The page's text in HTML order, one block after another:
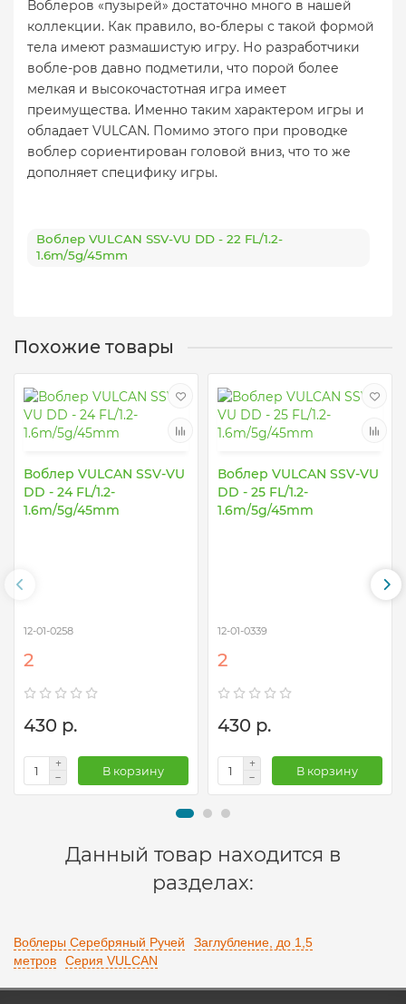
Воблеров «пузырей» достаточно много в нашей
коллекции. Как правило, во-блеры с такой формой
тела имеют размашистую игру. Но разработчики
вобле-ров давно подметили, что порой более
мелкая и высокочастотная игра имеет
преимущества. Именно таким характером игры и
обладает VULCAN. Помимо этого при проводке
воблер сориентирован головой вниз, что то же
дополняет специфику игры.
Воблер VULCAN SSV-VU DD - 22 FL/1.2-
1.6m/5g/45mm
Похожие товары
Воблер VULCAN SSV-VU
DD - 24 FL/1.2-
1.6m/5g/45mm
12-01-0258
2
430 р.
В корзину
Воблер VULCAN SSV-VU
DD - 25 FL/1.2-
1.6m/5g/45mm
12-01-0339
2
430 р.
В корзину
Данный товар находится в
разделах:
Воблеры Серебряный Ручей
Заглубление, до 1,5
метров
Серия VULCAN